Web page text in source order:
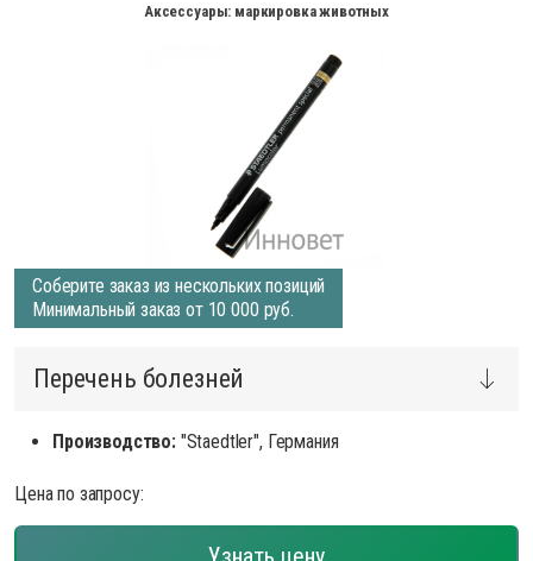
Аксессуары: маркировка животных
Соберите заказ из нескольких позиций
Минимальный заказ от 10 000 руб.
Перечень болезней
Производство:"Staedtler", Германия
Цена по запросу: